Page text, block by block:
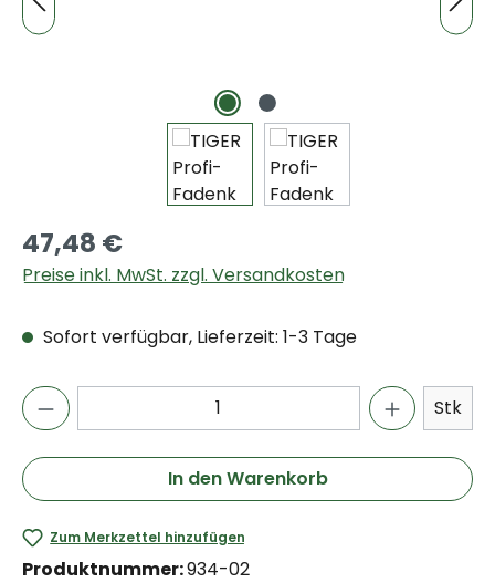
47,48 €
Preise inkl. MwSt. zzgl. Versandkosten
Sofort verfügbar, Lieferzeit: 1-3 Tage
Stk
In den Warenkorb
Zum Merkzettel hinzufügen
Produktnummer:934-02